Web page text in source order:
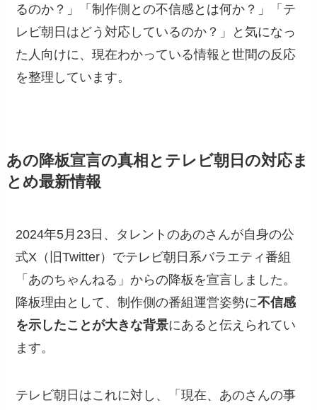
るのか？」「制作側との不信感とは何か？」「テ
レビ朝日はどう対応しているのか？」と気になっ
た人向けに、現在わかっている情報と世間の反応
を整理しています。
あの降板宣言の真相とテレビ朝日の対応ま
とめ最新情報
2024年5月23日、タレントのあのさんが自身の公
式X（旧Twitter）でテレビ朝日系バラエティ番組
「あのちゃんねる」からの降板を宣言しました。
降板理由として、制作側の番組運営姿勢に不信感
を示したことが大きな背景にあると伝えられてい
ます。
テレビ朝日はこれに対し、「現在、あのさんの事